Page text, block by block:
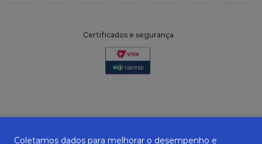
Certificados e segurança
Coletamos dados para melhorar o desempenho e